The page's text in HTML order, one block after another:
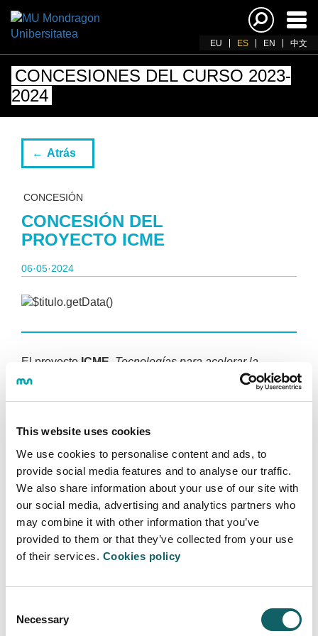
This website uses cookies
We use cookies to personalise content and ads, to
provide social media features and to analyse our traffic.
We also share information about your use of our site with
our social media, advertising and analytics partners who
may combine it with other information that you’ve
provided to them or that they’ve collected from your use
of their services. Cookies policy
Selection
Necessary
EU ES EN 中文
CONCESIONES DEL CURSO 2023-
2024
Atrás
CONCESIÓN
CONCESIÓN DEL
PROYECTO ICME
06·05·2024
El proyecto ICME Tecnologías para acelerar la
implantación de la metodología ICME
, ha sido
financiado por el Departamento de Industria del
Referencia: KK-2023/00017